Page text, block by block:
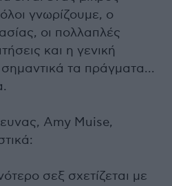
γνωρίζουμε, ο
οι πολλαπλές
και η γενική
τα πράγματα...
Amy Muise,
σεξ σχετίζεται με